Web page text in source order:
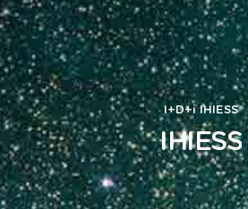
I+D+i IHIESS
IHIESS